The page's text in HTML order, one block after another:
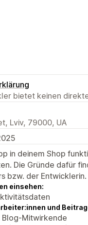
bietet keinen
Lviv, 79000, UA
in deinem Shop
Die Gründe dafür
bzw. der Entwicklerin.
einsehen:
und
Blog-Mitwirkende